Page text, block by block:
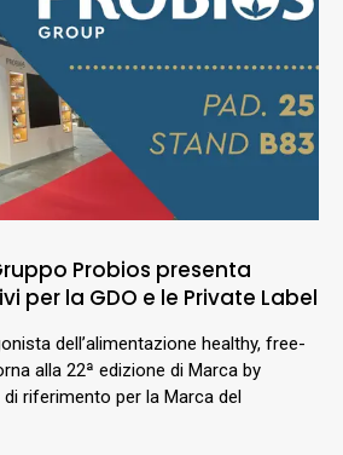
Probios presenta
per la GDO e le Private Label
dell’alimentazione healthy, free-
alla 22ª edizione di Marca by
di riferimento per la Marca del